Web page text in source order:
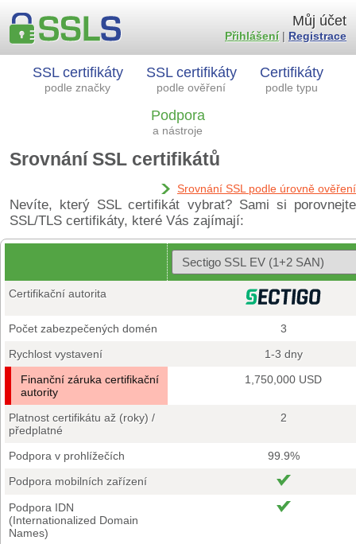
SSL certifikáty
podle značky
SSL certifikáty
podle ověření
Certifikáty
podle typu
Podpora
a nástroje
Můj účet
Přihlášení| Registrace
Srovnání SSL certifikátů
Srovnání SSL podle úrovně ověření
Nevíte, který SSL certifikát vybrat? Sami si porovnejte
SSL/TLS certifikáty, které Vás zajímají:
Certifikační autorita
Počet zabezpečených domén
3
Rychlost vystavení
1-3 dny
Finanční záruka certifikační
autority
1,750,000 USD
Platnost certifikátu až (roky) /
předplatné
2
Podpora v prohlížečích
99.9%
Podpora mobilních zařízení
Podpora IDN
(Internationalized Domain
Names)